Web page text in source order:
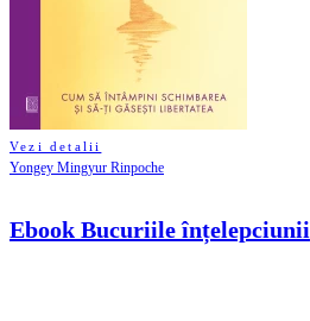
Vezi detalii
Yongey Mingyur Rinpoche
Ebook Bucuriile înțelepciunii